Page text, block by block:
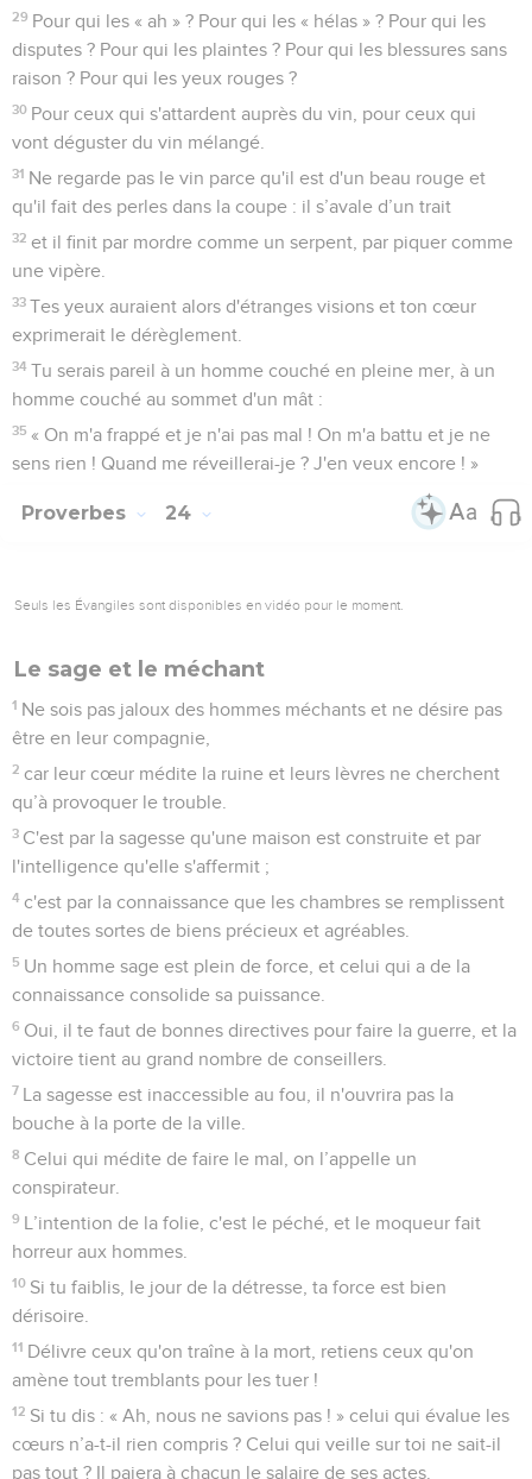
29 Pour qui les « ah » ? Pour qui les « hélas » ? Pour qui les
disputes ? Pour qui les plaintes ? Pour qui les blessures sans
raison ? Pour qui les yeux rouges ?
30 Pour ceux qui s'attardent auprès du vin, pour ceux qui
vont déguster du vin mélangé.
31 Ne regarde pas le vin parce qu'il est d'un beau rouge et
qu'il fait des perles dans la coupe : il s’avale d’un trait
32 et il finit par mordre comme un serpent, par piquer comme
une vipère.
33 Tes yeux auraient alors d'étranges visions et ton cœur
exprimerait le dérèglement.
34 Tu serais pareil à un homme couché en pleine mer, à un
homme couché au sommet d'un mât :
35 « On m'a frappé et je n'ai pas mal ! On m'a battu et je ne
sens rien ! Quand me réveillerai-je ? J'en veux encore ! »
Proverbes 24
Seuls les Évangiles sont disponibles en vidéo pour le moment.
Le sage et le méchant
1 Ne sois pas jaloux des hommes méchants et ne désire pas
être en leur compagnie,
2 car leur cœur médite la ruine et leurs lèvres ne cherchent
qu’à provoquer le trouble.
3 C'est par la sagesse qu'une maison est construite et par
l'intelligence qu'elle s'affermit ;
4 c'est par la connaissance que les chambres se remplissent
de toutes sortes de biens précieux et agréables.
5 Un homme sage est plein de force, et celui qui a de la
connaissance consolide sa puissance.
6 Oui, il te faut de bonnes directives pour faire la guerre, et la
victoire tient au grand nombre de conseillers.
7 La sagesse est inaccessible au fou, il n'ouvrira pas la
bouche à la porte de la ville.
8 Celui qui médite de faire le mal, on l’appelle un
conspirateur.
9 L’intention de la folie, c'est le péché, et le moqueur fait
horreur aux hommes.
10 Si tu faiblis, le jour de la détresse, ta force est bien
dérisoire.
11 Délivre ceux qu'on traîne à la mort, retiens ceux qu'on
amène tout tremblants pour les tuer !
12 Si tu dis : « Ah, nous ne savions pas ! » celui qui évalue les
cœurs n’a-t-il rien compris ? Celui qui veille sur toi ne sait-il
pas tout ? Il paiera à chacun le salaire de ses actes.